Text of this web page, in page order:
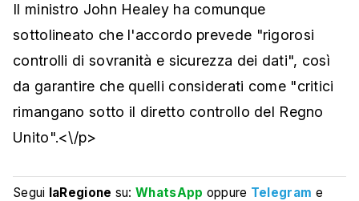
Il ministro John Healey ha comunque
sottolineato che l'accordo prevede "rigorosi
controlli di sovranità e sicurezza dei dati", così
da garantire che quelli considerati come "critici
rimangano sotto il diretto controllo del Regno
Unito".<\/p>
Segui laRegione su:WhatsApp oppure Telegram e